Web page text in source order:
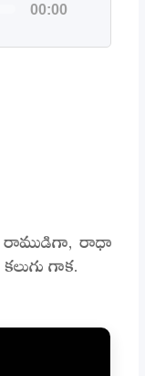
00:00
రాముడిగా, రాధా
గాక.